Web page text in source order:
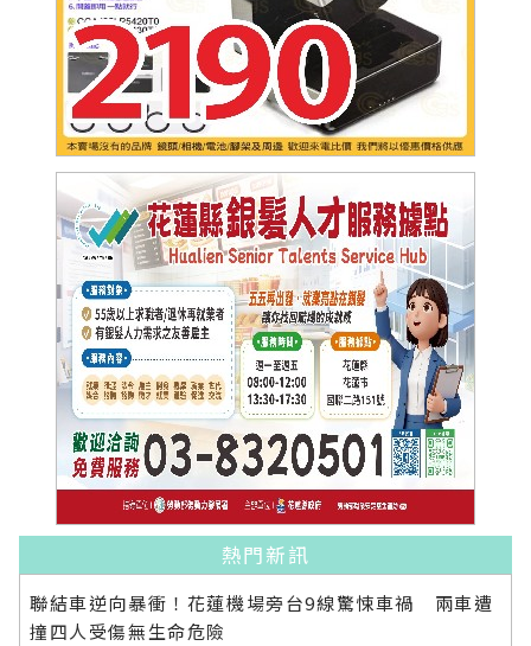
熱門新訊
聯結車逆向暴衝！花蓮機場旁台9線驚悚車禍 兩車遭
撞四人受傷無生命危險